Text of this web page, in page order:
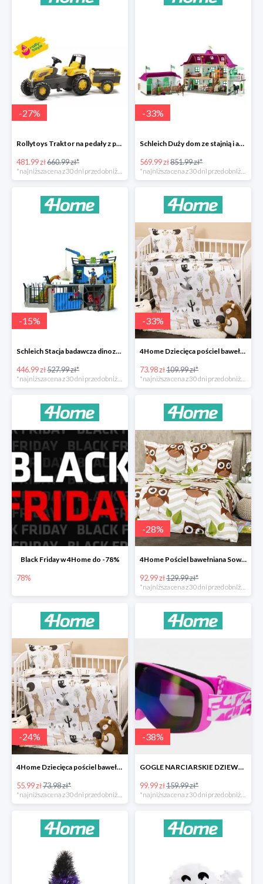
-27%
Rollytoys Traktor na pedały z przyczepą Farm Rolly Junior -27%
481.99 zł660.99 zł*
-33%
Schleich Duży dom ze stajnią i akcesoriami -33%
569.99 zł851.99 zł*
-15%
Schleich Stacja badawcza dinozaurów -15%
446.99 zł527.99 zł*
*najniższa cena z 30 dni przed obniżką
-33%
4Home Dziecięca pościel bawełniana do łóżeczka Nordic Friends -33%
73.98 zł109.99 zł*
*najniższa cena z 30 dni przed obniżką
Black Friday w 4Home do -78%
78%
-28%
4Home Pościel bawełniana Sowy -28%
92.99 zł129.99 zł*
-24%
4Home Dziecięca pościel bawełniana do łóżeczka Nordic Friends -24%
55.99 zł73.98 zł*
-38%
GOGLE NARCIARSKIE DZIEWCZĘCE -37%
99.99 zł159.99 zł*